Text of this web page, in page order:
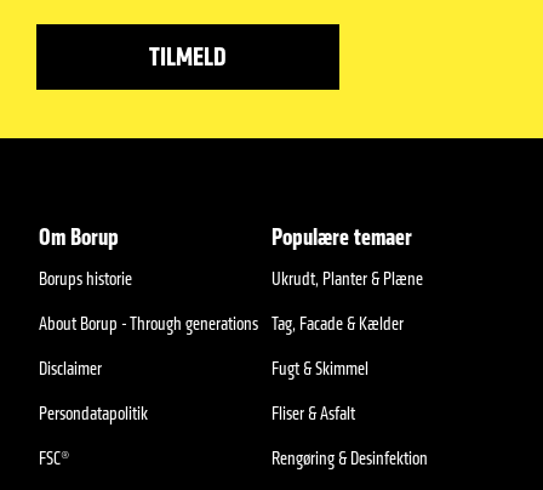
Om Borup
Borups historie
About Borup - Through generations
Disclaimer
Persondatapolitik
FSC®
Populære temaer
Ukrudt, Planter & Plæne
Tag, Facade & Kælder
Fugt & Skimmel
Fliser & Asfalt
Rengøring & Desinfektion